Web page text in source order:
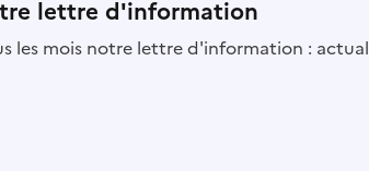
lettre d'information
les mois notre lettre d'information :